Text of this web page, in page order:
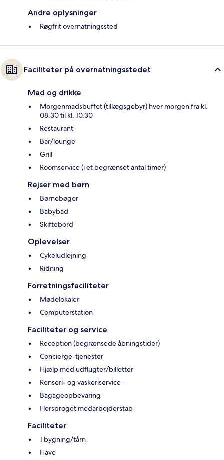
Andre oplysninger
Røgfrit overnatningssted
Faciliteter på overnatningsstedet
Mad og drikke
Morgenmadsbuffet (tillægsgebyr) hver morgen fra kl.
08.30 til kl. 10.30
Restaurant
Bar/lounge
Grill
Roomservice (i et begrænset antal timer)
Rejser med børn
Børnebøger
Babybad
Skiftebord
Oplevelser
Cykeludlejning
Ridning
Forretningsfaciliteter
Mødelokaler
Computerstation
Faciliteter og service
Reception (begrænsede åbningstider)
Concierge-tjenester
Hjælp med udflugter/billetter
Renseri- og vaskeriservice
Bagageopbevaring
Flersproget medarbejderstab
Faciliteter
1 bygning/tårn
Have